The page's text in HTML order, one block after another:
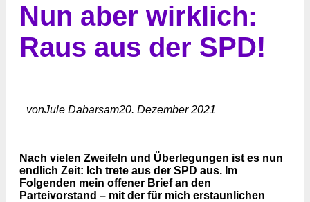
Nun aber wirklich:
Raus aus der SPD!
vonJule Dabarsam20. Dezember 2021
Nach vielen Zweifeln und Überlegungen ist es nun
endlich Zeit: Ich trete aus der SPD aus. Im
Folgenden mein offener Brief an den
Parteivorstand – mit der für mich erstaunlichen